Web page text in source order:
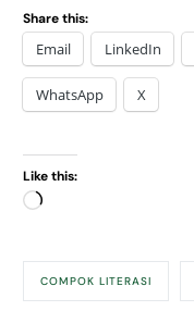
Share this:
Email LinkedIn
WhatsApp X
Like this:
COMPOK LITERASI